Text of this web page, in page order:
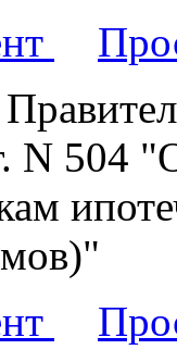
N 504